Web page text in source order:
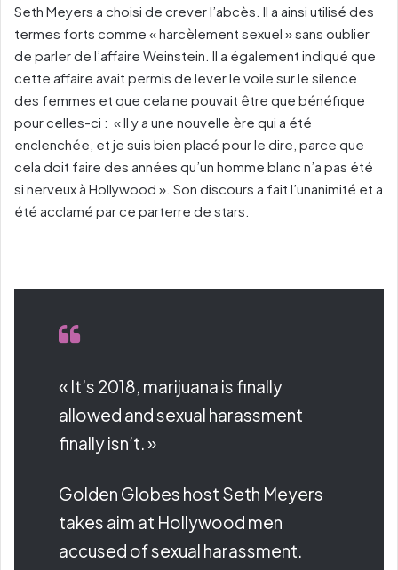
Seth Meyers a choisi de crever l’abcès. Il a ainsi utilisé des
termes forts comme « harcèlement sexuel » sans oublier
de parler de l’affaire Weinstein. Il a également indiqué que
cette affaire avait permis de lever le voile sur le silence
des femmes et que cela ne pouvait être que bénéfique
pour celles-ci : « Il y a une nouvelle ère qui a été
enclenchée, et je suis bien placé pour le dire, parce que
cela doit faire des années qu’un homme blanc n’a pas été
si nerveux à Hollywood ». Son discours a fait l’unanimité et a
été acclamé par ce parterre de stars.
« It’s 2018, marijuana is finally
allowed and sexual harassment
finally isn’t. »
Golden Globes host Seth Meyers
takes aim at Hollywood men
accused of sexual harassment.